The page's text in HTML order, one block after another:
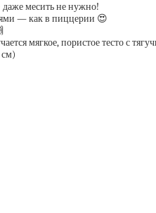
месить не нужно!
— как в пиццерии 😍
мягкое, пористое тесто с